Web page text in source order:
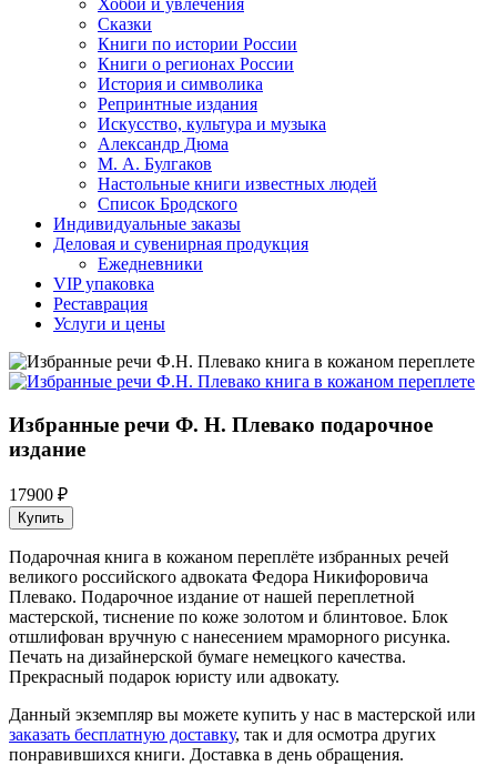
Сказки
Книги по истории России
Книги о регионах России
История и символика
Репринтные издания
Искусство, культура и музыка
Александр Дюма
М. А. Булгаков
Настольные книги известных людей
Список Бродского
Индивидуальные заказы
Деловая и сувенирная продукция
Ежедневники
VIP упаковка
Реставрация
Услуги и цены
Избранные речи Ф. Н. Плевако подарочное
издание
17900 ₽
Купить
Подарочная книга в кожаном переплёте избранных речей
великого российского адвоката Федора Никифоровича
Плевако. Подарочное издание от нашей переплетной
мастерской, тиснение по коже золотом и блинтовое. Блок
отшлифован вручную с нанесением мраморного рисунка.
Печать на дизайнерской бумаге немецкого качества.
Прекрасный подарок юристу или адвокату.
Данный экземпляр вы можете купить у нас в мастерской или
заказать бесплатную доставку, так и для осмотра других
понравившихся книги. Доставка в день обращения.